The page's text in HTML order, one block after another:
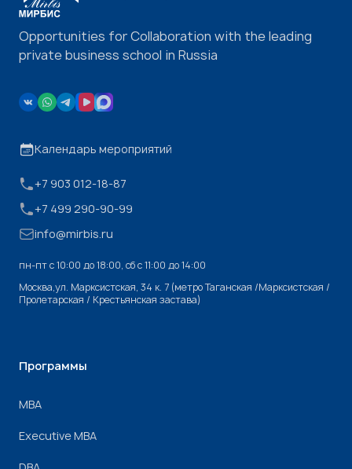
Opportunities for Collaboration with the leading
private business school in Russia
Календарь мероприятий
+7 903 012-18-87
+7 499 290-90-99
info@mirbis.ru
пн-пт с 10:00 до 18:00, cб с 11:00 до 14:00
Москва,ул. Марксистская, 34 к. 7 (метро Таганская /Марксистская /
Пролетарская / Крестьянская застава)
Программы
МВА
Executive MBA